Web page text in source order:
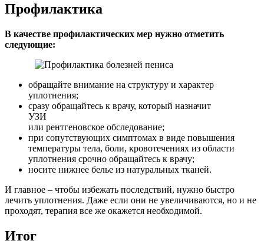
Профилактика
В качестве профилактических мер нужно отметить
следующие:
обращайте внимание на структуру и характер
уплотнения;
сразу обращайтесь к врачу, который назначит
УЗИ
или рентгеновское обследование;
при сопутствующих симптомах в виде повышения
температуры тела, боли, кровотечениях из области
уплотнения срочно обращайтесь к врачу;
носите нижнее белье из натуральных тканей.
И главное – чтобы избежать последствий, нужно быстро
лечить уплотнения. Даже если они не увеличиваются, но и не
проходят, терапия все же окажется необходимой.
Итог